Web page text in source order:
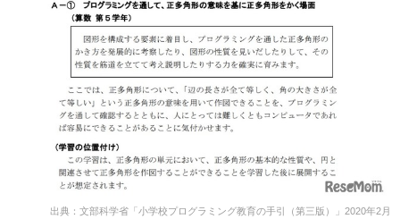
出典：文部科学省「小学校プログラミング教育の手引（第三版）」2020年2月